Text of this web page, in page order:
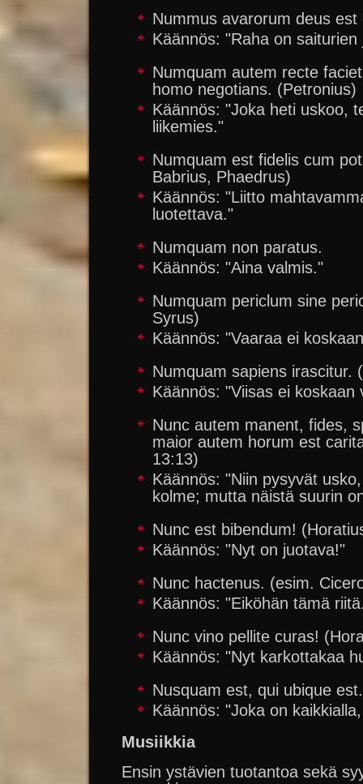
Nummus avarorum deus
Käännös: "Raha on
Numquam autem recte
homo negotians. (Petronius)
Käännös: "Joka heti uskoo,
liikemies."
Numquam est fidelis cum
Babrius, Phaedrus)
Käännös: "Liitto
luotettava."
Numquam non paratus.
Käännös: "Aina valmis."
Numquam periclum sine
Syrus)
Käännös: "Vaaraa ei
Numquam sapiens irascitur.
Käännös: "Viisas ei koskaan
Nunc autem manent, fides,
maior autem horum est
13:13)
Käännös: "Niin pysyvät
kolme; mutta näistä suurin
Nunc est bibendum!
Käännös: "Nyt on juotava!"
Nunc hactenus. (esim.
Käännös: "Eiköhän tämä
Nunc vino pellite curas!
Käännös: "Nyt karkottakaa
Nusquam est, qui ubique
Käännös: "Joka on
Musiikkia
Ensin ystävien tuotantoa sekä